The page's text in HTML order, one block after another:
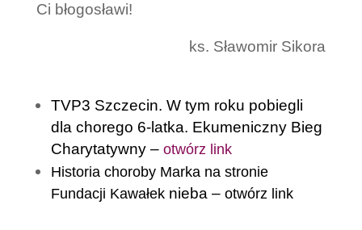
Ci błogosławi!
ks. Sławomir Sikora
TVP3 Szczecin. W tym roku pobiegli
dla chorego 6-latka. Ekumeniczny Bieg
Charytatywny –otwórz link
Historia choroby Marka na stronie
Fundacji Kawałeknieba – otwórz link